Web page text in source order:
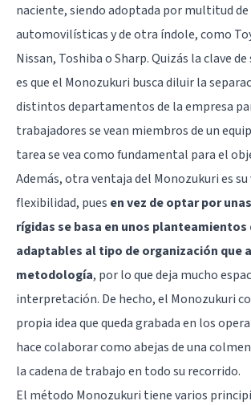
naciente, siendo adoptada por multitud
automovilísticas y de otra índole, como
Nissan, Toshiba o Sharp. Quizás la clave
es que el Monozukuri busca diluir la
distintos departamentos de la empresa
trabajadores se vean miembros de un
tarea se vea como fundamental para el
Además, otra ventaja del Monozukuri es
flexibilidad, pues en vez de optar por
rígidas se basa en unos planteamientos
adaptables al tipo de organización que
metodología, por lo que deja mucho
interpretación. De hecho, el Monozukuri
propia idea que queda grabada en los
hace colaborar como abejas de una
la cadena de trabajo en todo su recorrido.
El método Monozukuri tiene varios